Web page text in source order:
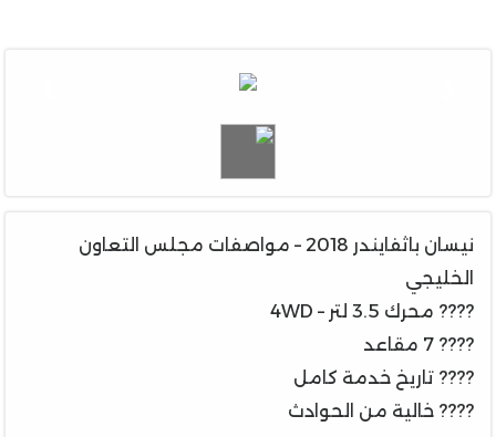
نيسان باثفايندر 2018 – مواصفات مجلس التعاون
الخليجي
???? محرك 3.5 لتر – 4WD
???? 7 مقاعد
???? تاريخ خدمة كامل
???? خالية من الحوادث